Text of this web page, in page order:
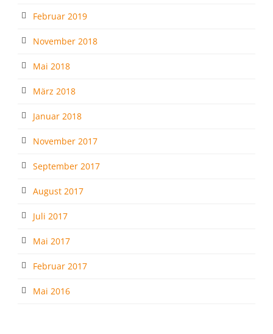
Februar 2019
November 2018
Mai 2018
März 2018
Januar 2018
November 2017
September 2017
August 2017
Juli 2017
Mai 2017
Februar 2017
Mai 2016